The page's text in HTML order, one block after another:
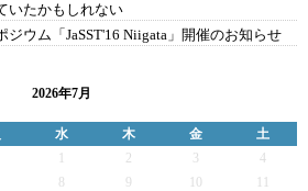
いたかもしれない
ジウム「JaSST'16 Niigata」開催のお知らせ
2026年7月
水 木 金
土
2 3
4
9